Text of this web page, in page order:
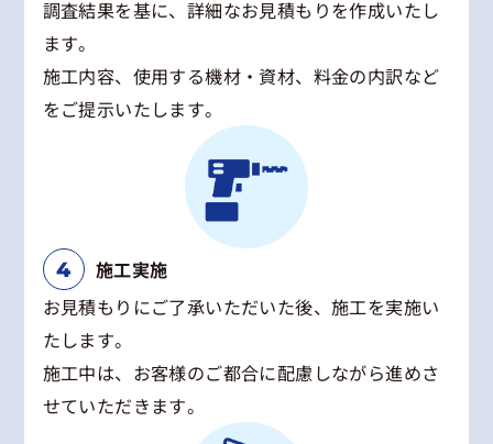
調査結果を基に、詳細なお見積もりを作成いたし
ます。
施工内容、使用する機材・資材、料金の内訳など
をご提示いたします。
施工実施
お見積もりにご了承いただいた後、施工を実施い
たします。
施工中は、お客様のご都合に配慮しながら進めさ
せていただきます。